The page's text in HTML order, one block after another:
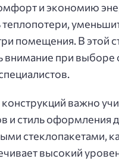
и экономию
теплопотери,
помещения. В этой
внимание при
важно
и стиль
стеклопакетами,
высокий